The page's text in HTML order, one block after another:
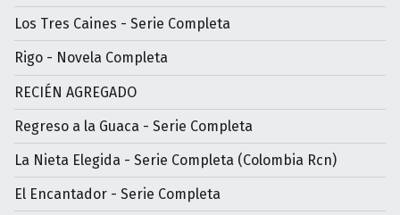
Los Tres Caines - Serie Completa
Rigo - Novela Completa
RECIÉN AGREGADO
Regreso a la Guaca - Serie Completa
La Nieta Elegida - Serie Completa (Colombia Rcn)
El Encantador - Serie Completa